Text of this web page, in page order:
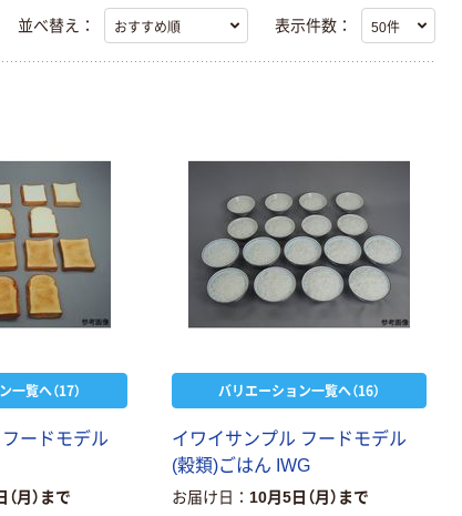
並べ替え： 表示件数：
一覧へ（17）
ードモデル
月）まで
バリエーション一覧へ（16）
イワイサンプル フードモデル
(穀類)ごはん IWG
お届け日 10月5日（月）まで